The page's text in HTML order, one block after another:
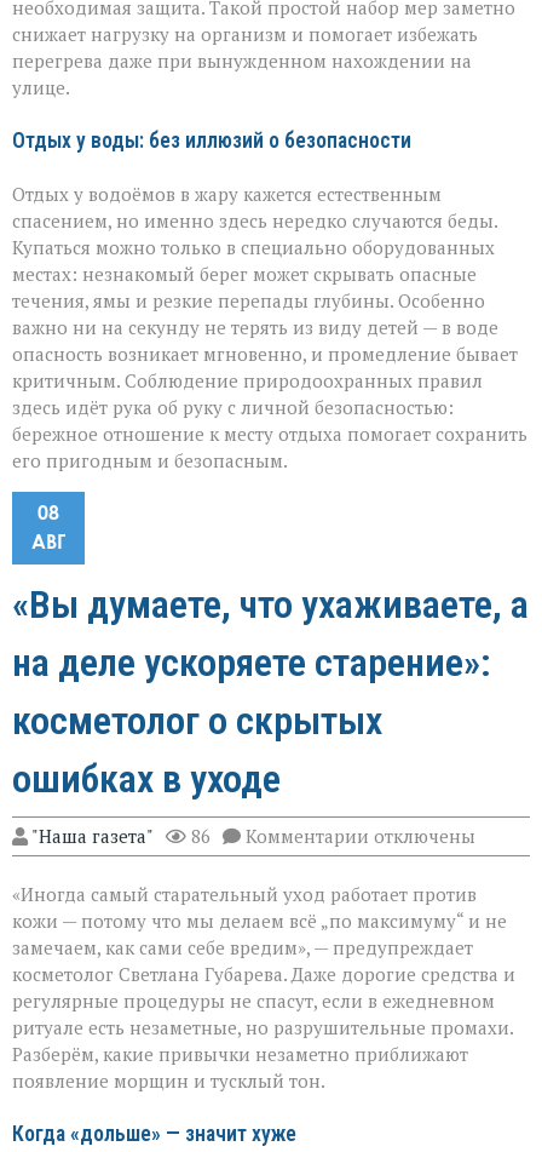
необходимая защита. Такой простой набор мер заметно
снижает нагрузку на организм и помогает избежать
перегрева даже при вынужденном нахождении на
улице.
Отдых у воды: без иллюзий о безопасности
Отдых у водоёмов в жару кажется естественным
спасением, но именно здесь нередко случаются беды.
Купаться можно только в специально оборудованных
местах: незнакомый берег может скрывать опасные
течения, ямы и резкие перепады глубины. Особенно
важно ни на секунду не терять из виду детей — в воде
опасность возникает мгновенно, и промедление бывает
критичным. Соблюдение природоохранных правил
здесь идёт рука об руку с личной безопасностью:
бережное отношение к месту отдыха помогает сохранить
его пригодным и безопасным.
08
АВГ
«Вы думаете, что ухаживаете, а
на деле ускоряете старение»:
косметолог о скрытых
ошибках в уходе
"Наша газета" 86 Комментарии к
записи
думаете,
что
ухаживаете,
а
на
деле
ускоряете
старение»:
косметолог
отключены
«Иногда самый старательный уход работает против
кожи — потому что мы делаем всё „по максимуму“ и не
замечаем, как сами себе вредим», — предупреждает
косметолог Светлана Губарева. Даже дорогие средства и
регулярные процедуры не спасут, если в ежедневном
ритуале есть незаметные, но разрушительные промахи.
Разберём, какие привычки незаметно приближают
появление морщин и тусклый тон.
Когда «дольше» — значит хуже